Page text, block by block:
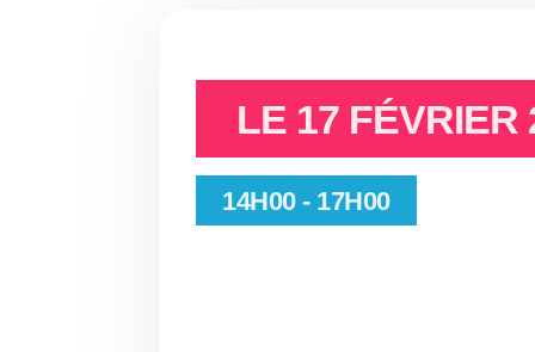
LE 17 FÉVRIER
14H00 - 17H00